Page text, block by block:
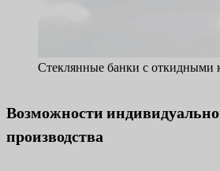
Стеклянные банки с
Возможности
производства